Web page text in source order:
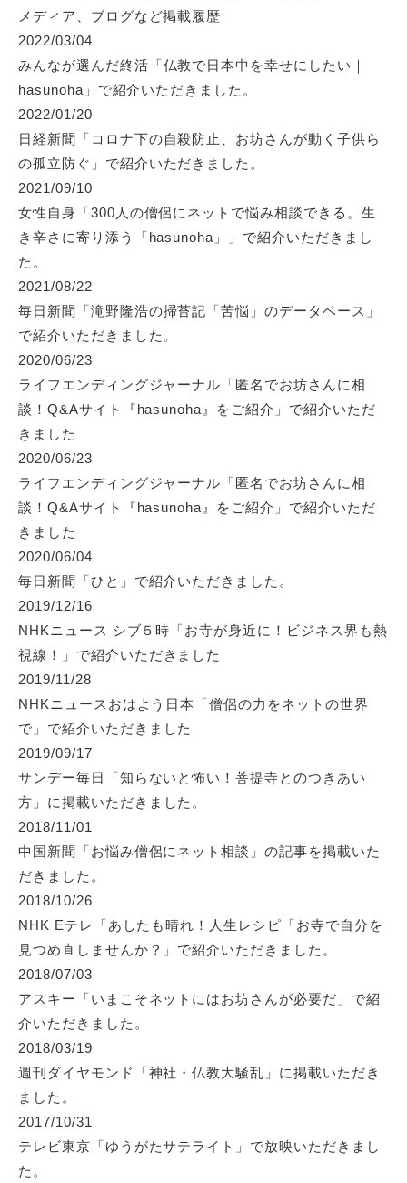
メディア、ブログなど掲載履歴
2022/03/04
みんなが選んだ終活「仏教で日本中を幸せにしたい｜
hasunoha 」で紹介いただきました。
2022/01/20
日経新聞「 コロナ下の自殺防止、お坊さんが動く子供ら
の孤立防ぐ 」で紹介いただきました。
2021/09/10
女性自身「300人の僧侶にネットで悩み相談できる。生
き辛さに寄り添う「hasunoha」
」で紹介いただきまし
た。
2021/08/22
毎日新聞「滝野隆浩の掃苔記「苦悩」のデータベース 」
で紹介いただきました。
2020/06/23
ライフエンディングジャーナル「匿名でお坊さんに相
談！Q&Aサイト『hasunoha』をご紹介」 で紹介いただ
きました
2020/06/23
ライフエンディングジャーナル「匿名でお坊さんに相
談！Q&Aサイト『hasunoha』をご紹介」 で紹介いただ
きました
2020/06/04
毎日新聞「ひと」で紹介いただきました。
2019/12/16
NHKニュース シブ５時「お寺が身近に！ビジネス界も熱
視線！」 で紹介いただきました
2019/11/28
NHKニュースおはよう日本「僧侶の力をネットの世界
で」 で紹介いただきました
2019/09/17
サンデー毎日「知らないと怖い！菩提寺とのつきあい
方」 に掲載いただきました。
2018/11/01
中国新聞「お悩み僧侶にネット相談」の記事を掲載いた
だきました。
2018/10/26
NHK Eテレ「あしたも晴れ！人生レシピ「お寺で自分を
見つめ直しませんか？」 で紹介いただきました。
2018/07/03
アスキー「いまこそネットにはお坊さんが必要だ」 で紹
介いただきました。
2018/03/19
週刊ダイヤモンド「神社・仏教大騒乱」 に掲載いただき
ました。
2017/10/31
テレビ東京「ゆうがたサテライト」 で放映いただきまし
た。